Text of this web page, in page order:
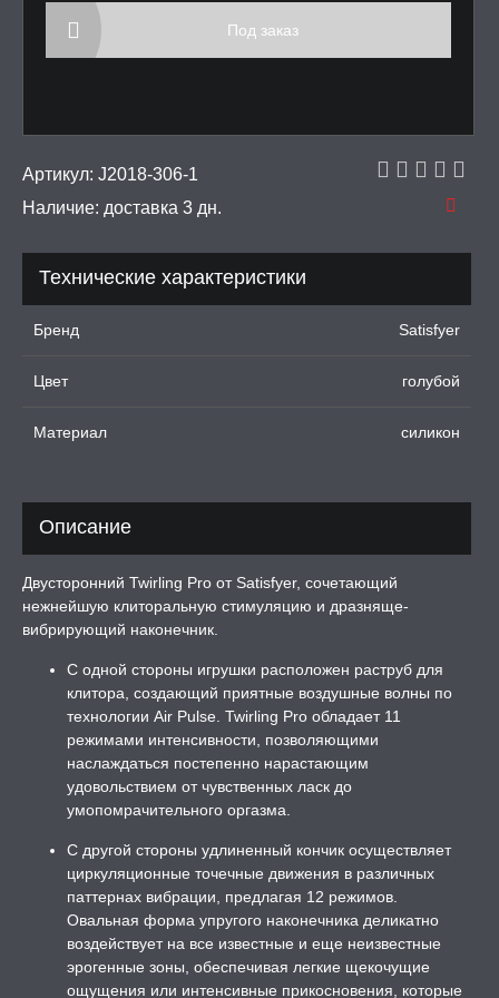
БЕЛЬЕ
ИНТИМ-ГЕЛИ,
ЛУБРИКАНТЫ
ДЛЯ
КОЛЬЦА И
НА ЧЛЕН
ДЛЯ СЕКСА
ПОМПЫ
ПРИКОЛЫ,
УПАКОВКА
ЧАШИ И
ДЛЯ СЕКСА
Под заказ
Артикул: J2018-306-1
Наличие: доставка 3 дн.
Технические характеристики
Бренд Satisfyer
Цвет голубой
Материал силикон
Описание
Двусторонний Twirling Pro от Satisfyer, сочетающий
нежнейшую клиторальную стимуляцию и дразняще-
вибрирующий наконечник.
С одной стороны игрушки расположен раструб для
клитора, создающий приятные воздушные волны по
технологии Air Pulse. Twirling Pro обладает 11
режимами интенсивности, позволяющими
наслаждаться постепенно нарастающим
удовольствием от чувственных ласк до
умопомрачительного оргазма.
С другой стороны удлиненный кончик осуществляет
циркуляционные точечные движения в различных
паттернах вибрации, предлагая 12 режимов.
Овальная форма упругого наконечника деликатно
воздействует на все известные и еще неизвестные
эрогенные зоны, обеспечивая легкие щекочущие
ощущения или интенсивные прикосновения, которые